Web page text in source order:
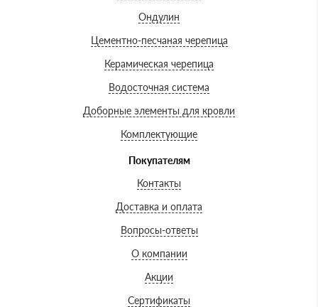
Ондулин
Цементно-песчаная черепица
Керамическая черепица
Водосточная система
Доборные элементы для кровли
Комплектующие
Покупателям
Контакты
Доставка и оплата
Вопросы-ответы
О компании
Акции
Сертификаты